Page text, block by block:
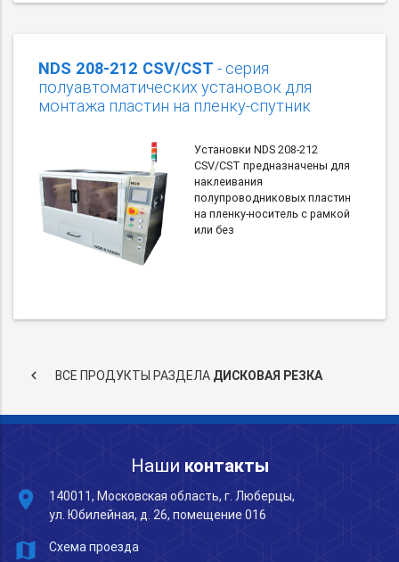
NDS 208-212 CSV/CST - серия
полуавтоматических установок для
монтажа пластин на пленку-спутник
Установки NDS 208-212
CSV/CST предназначены для
наклеивания
полупроводниковых пластин
на пленку-носитель с рамкой
или без
keyboard_arrow_left ВСЕ ПРОДУКТЫ РАЗДЕЛА ДИСКОВАЯ РЕЗКА
Наши контакты
place
140011, Московская область, г. Люберцы,
ул. Юбилейная, д. 26, помещение 016
map Схема проезда